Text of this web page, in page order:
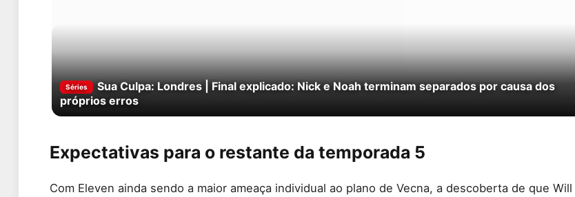
Séries
Sua Culpa: Londres | Final explicado: Nick e Noah terminam separados por causa dos
próprios erros
Expectativas para o restante da temporada 5
Com Eleven ainda sendo a maior ameaça individual ao plano de Vecna, a descoberta de que Will